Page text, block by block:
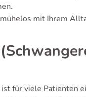
mit Ihrem
für viele Patienten